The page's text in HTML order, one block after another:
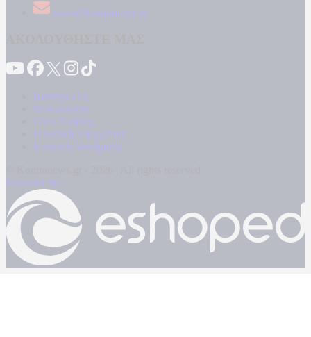
news@kontranews.gr
Καταγγελίες
Επικοινωνία
Όροι Χρήσης
Πολιτική Απορρήτου
Κρατική Διαφήμιση
Powered by: